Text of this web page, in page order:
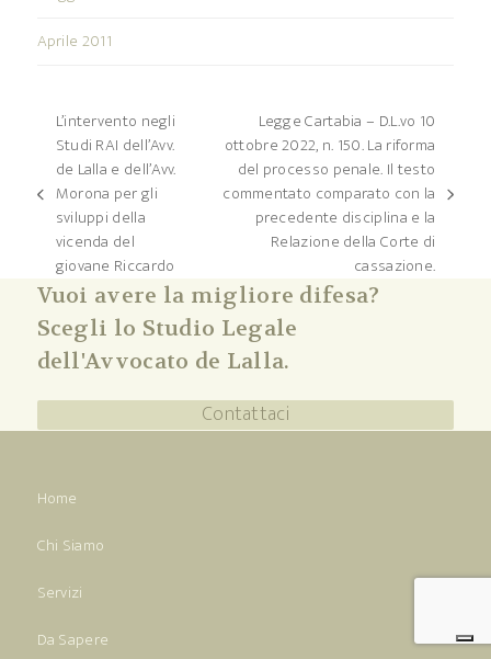
Aprile 2011
post
precedente:
L’intervento negli
Studi RAI dell’Avv.
de Lalla e dell’Avv.
Morona per gli
sviluppi della
vicenda del
giovane Riccardo
articolo
successivo:
Legge Cartabia – D.L.vo 10
ottobre 2022, n. 150. La riforma
del processo penale. Il testo
commentato comparato con la
precedente disciplina e la
Relazione della Corte di
cassazione.
Vuoi avere la migliore difesa?
Scegli lo Studio Legale
dell'Avvocato de Lalla.
Contattaci
Home
Chi Siamo
Servizi
Da Sapere